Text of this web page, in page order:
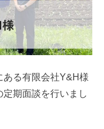
ある有限会社Y&H様
期面談を行いまし